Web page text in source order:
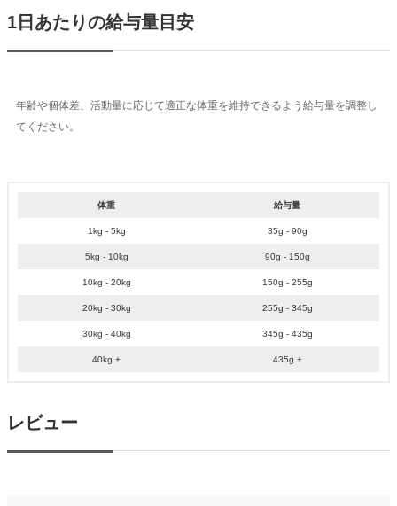
1日あたりの給与量目安
年齢や個体差、活動量に応じて適正な体重を維持できるよう給与量を調整し
てください。
体重 給与量
1kg - 5kg 35g - 90g
5kg - 10kg 90g - 150g
10kg - 20kg 150g - 255g
20kg - 30kg 255g - 345g
30kg - 40kg 345g - 435g
40kg + 435g +
レビュー